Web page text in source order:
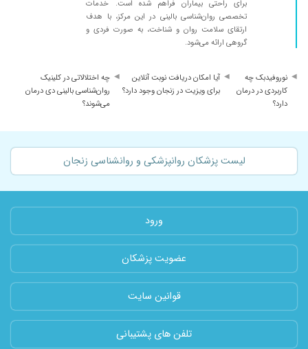
برای راحتی بیماران فراهم شده است. خدمات
تخصصی روان‌شناسی بالینی در این مرکز، با هدف
ارتقای سلامت روان و شناخت، به صورت فردی و
گروهی ارائه می‌شود.
نوروفیدبک چه
کاربردی در درمان
دارد؟
آیا امکان دریافت نوبت آنلاین
برای ویزیت در زنجان وجود دارد؟
چه اختلالاتی در کلینیک
روان‌شناسی بالینی دی درمان
می‌شوند؟
لیست پزشکان روانپزشکی و روانشناسی زنجان
ورود
عضویت پزشکان
قوانین سایت
تلفن های پشتیبانی